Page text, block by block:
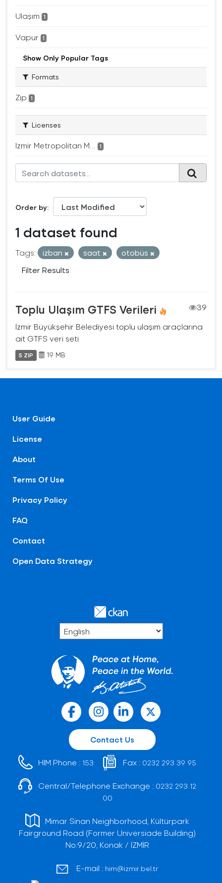
Ulaşım 1
Vapur 1
Show Only Popular Tags
Formats
Zip 1
Licenses
Izmir Metropolitan M... 1
Order by
1 dataset found
Tags: izban saat
otobüs
Filter Results
Toplu Ulaşım GTFS Verileri
39
İzmir Büyükşehir Belediyesi toplu ulaşım araçlarına
ait GTFS veri seti
5 ZIP 19 MB
User Guide
License
About
Terms Of Use
Privacy Policy
FAQ
Contact
Open Data Strategy
Contact Us
HIM Phone : 153 Fax : 0232 293 39 95
Central/Telephone Exchange : 0232 293 12
00
Mimar Sinan Neighborhood, Kültürpark
Fairground Road (Former Universiade Building)
No:9/20, Konak / İZMİR
E-mail : him@izmir.bel.tr